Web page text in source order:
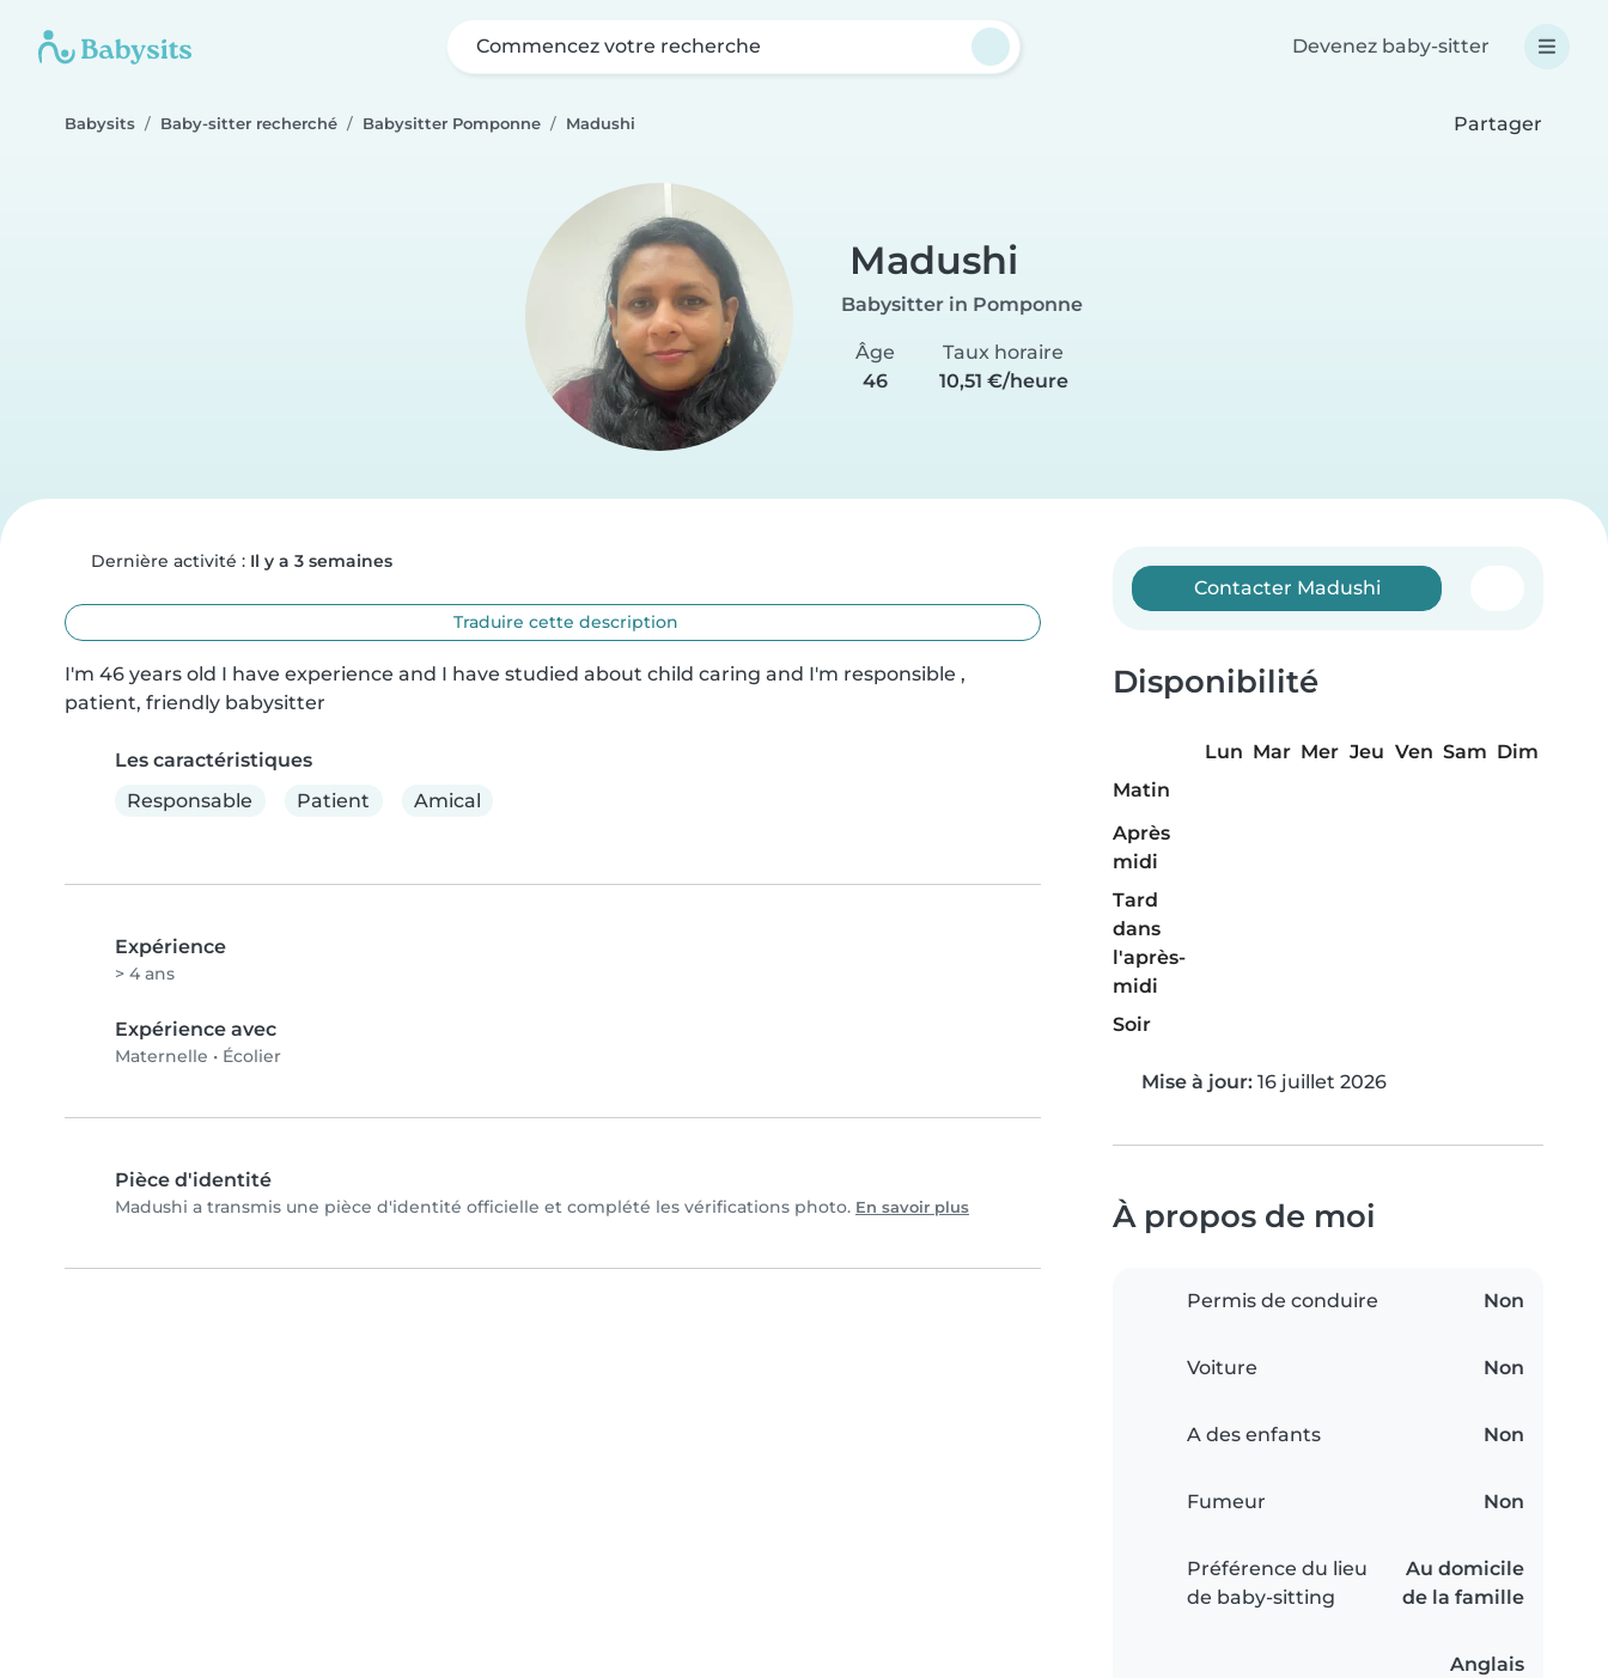
Commencez votre recherche Devenez baby-sitter
Babysits Baby-sitter recherché Babysitter Pomponne Madushi Partager
Madushi
Babysitter in Pomponne
Âge
46
Taux horaire
10,51 €/heure
Dernière activité : Il y a 3 semaines
Traduire cette description
I'm 46 years old I have experience and I have studied about child caring and I'm responsible ,
patient, friendly babysitter
Les caractéristiques
Responsable
Patient Amical
Expérience
> 4 ans
Expérience avec
Maternelle • Écolier
Pièce d'identité
Madushi a transmis une pièce d'identité officielle et complété les vérifications photo. En savoir plus
Contacter Madushi
Disponibilité
Lun Mar Mer Jeu Ven Sam Dim
Matin
Après
midi
Tard
dans
l'après-
midi
Soir
Mise à jour: 16 juillet 2026
À propos de moi
Permis de conduire Non
Voiture Non
A des enfants Non
Fumeur Non
Préférence du lieu
de baby-sitting
Au domicile
de la famille
Anglais